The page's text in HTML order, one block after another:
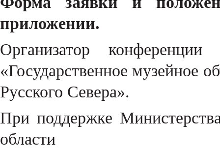
приложении.
Организатор
«Государственное музейное
Русского Севера».
При поддержке
области